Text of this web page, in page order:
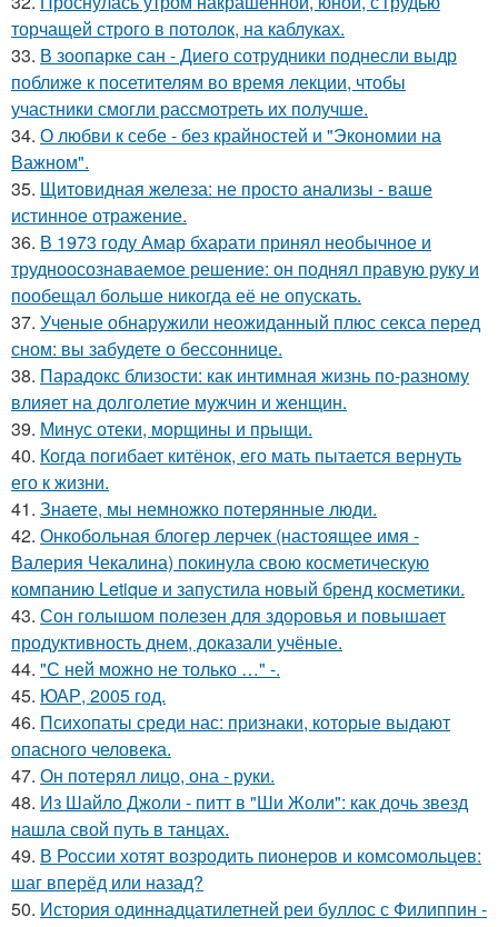
торчащей строго в потолок, на каблуках.
33. В зоопарке сан - Диего сотрудники поднесли выдр
поближе к посетителям во время лекции, чтобы
участники смогли рассмотреть их получше.
34. О любви к себе - без крайностей и "Экономии на
Важном".
35. Щитовидная железа: не просто анализы - ваше
истинное отражение.
36. В 1973 году Амар бхарати принял необычное и
трудноосознаваемое решение: он поднял правую руку и
пообещал больше никогда её не опускать.
37. Ученые обнаружили неожиданный плюс секса перед
сном: вы забудете о бессоннице.
38. Парадокс близости: как интимная жизнь по-разному
влияет на долголетие мужчин и женщин.
39. Минус отеки, морщины и прыщи.
40. Когда погибает китёнок, его мать пытается вернуть
его к жизни.
41. Знаете, мы немножко потерянные люди.
42. Онкобольная блогер лерчек (настоящее имя -
Валерия Чекалина) покинула свою косметическую
компанию Letique и запустила новый бренд косметики.
43. Сон голышом полезен для здоровья и повышает
продуктивность днем, доказали учёные.
44. "С ней можно не только …" -.
45. ЮАР, 2005 год.
46. Психопаты среди нас: признаки, которые выдают
опасного человека.
47. Он потерял лицо, она - руки.
48. Из Шайло Джоли - питт в "Ши Жоли": как дочь звезд
нашла свой путь в танцах.
49. В России хотят возродить пионеров и комсомольцев:
шаг вперёд или назад?
50. История одиннадцатилетней реи буллос с Филиппин -